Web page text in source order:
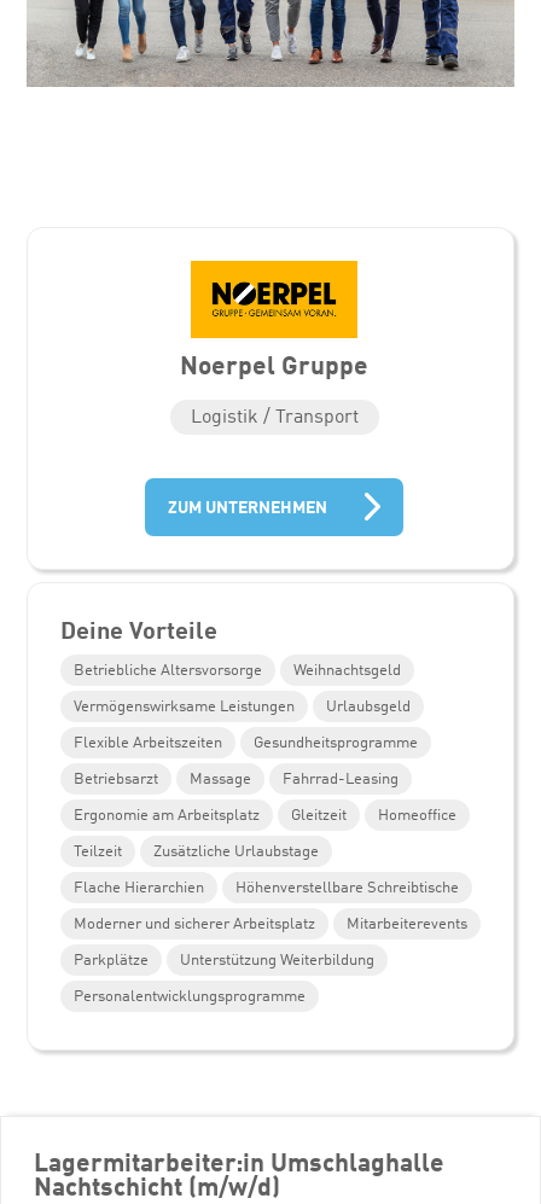
Lagermitarbeiter:in Umschlaghalle
Nachtschicht (m/w/d)
Noerpel Gruppe
Logistik / Transport
ZUM UNTERNEHMEN
Deine Vorteile
Betriebliche Altersvorsorge
Weihnachtsgeld
Vermögenswirksame Leistungen
Urlaubsgeld
Flexible Arbeitszeiten
Gesundheitsprogramme
Betriebsarzt
Massage
Fahrrad-Leasing
Ergonomie am Arbeitsplatz
Gleitzeit
Homeoffice
Teilzeit
Zusätzliche Urlaubstage
Flache Hierarchien
Höhenverstellbare Schreibtische
Moderner und sicherer Arbeitsplatz
Mitarbeiterevents
Parkplätze
Unterstützung Weiterbildung
Personalentwicklungsprogramme
Weitere Stellenangebote